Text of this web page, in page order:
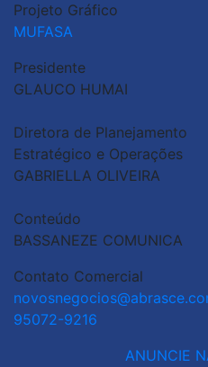
Projeto Gráfico
MUFASA
Presidente
GLAUCO HUMAI
Diretora de Planejamento
Estratégico e Operações
GABRIELLA OLIVEIRA
Conteúdo
BASSANEZE COMUNICA
Contato Comercial
95072-9216
ANUNCIE